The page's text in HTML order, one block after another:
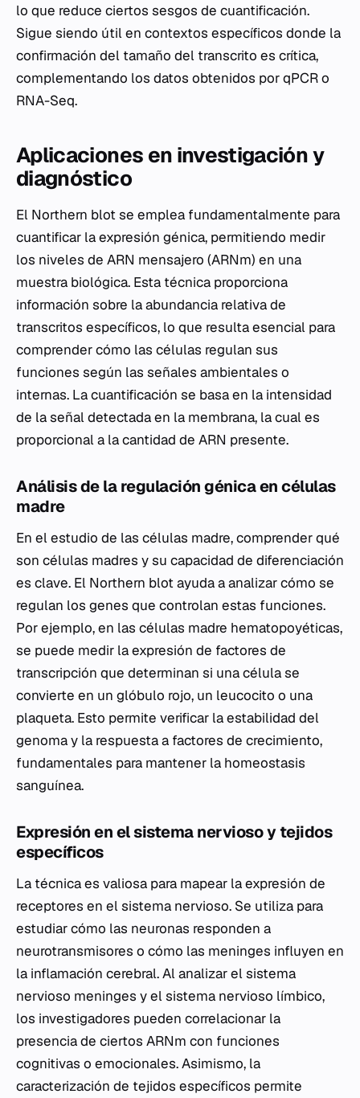
lo que reduce ciertos sesgos de cuantificación.
Sigue siendo útil en contextos específicos donde la
confirmación del tamaño del transcrito es crítica,
complementando los datos obtenidos por qPCR o
RNA-Seq.
Aplicaciones en investigación y
diagnóstico
El Northern blot se emplea fundamentalmente para
cuantificar la expresión génica, permitiendo medir
los niveles de ARN mensajero (ARNm) en una
muestra biológica. Esta técnica proporciona
información sobre la abundancia relativa de
transcritos específicos, lo que resulta esencial para
comprender cómo las células regulan sus
funciones según las señales ambientales o
internas. La cuantificación se basa en la intensidad
de la señal detectada en la membrana, la cual es
proporcional a la cantidad de ARN presente.
Análisis de la regulación génica en células
madre
En el estudio de las células madre, comprender qué
son células madres y su capacidad de diferenciación
es clave. El Northern blot ayuda a analizar cómo se
regulan los genes que controlan estas funciones.
Por ejemplo, en las células madre hematopoyéticas,
se puede medir la expresión de factores de
transcripción que determinan si una célula se
convierte en un glóbulo rojo, un leucocito o una
plaqueta. Esto permite verificar la estabilidad del
genoma y la respuesta a factores de crecimiento,
fundamentales para mantener la homeostasis
sanguínea.
Expresión en el sistema nervioso y tejidos
específicos
La técnica es valiosa para mapear la expresión de
receptores en el sistema nervioso. Se utiliza para
estudiar cómo las neuronas responden a
neurotransmisores o cómo las meninges influyen en
la inflamación cerebral. Al analizar el sistema
nervioso meninges y el sistema nervioso límbico,
los investigadores pueden correlacionar la
presencia de ciertos ARNm con funciones
cognitivas o emocionales. Asimismo, la
caracterización de tejidos específicos permite